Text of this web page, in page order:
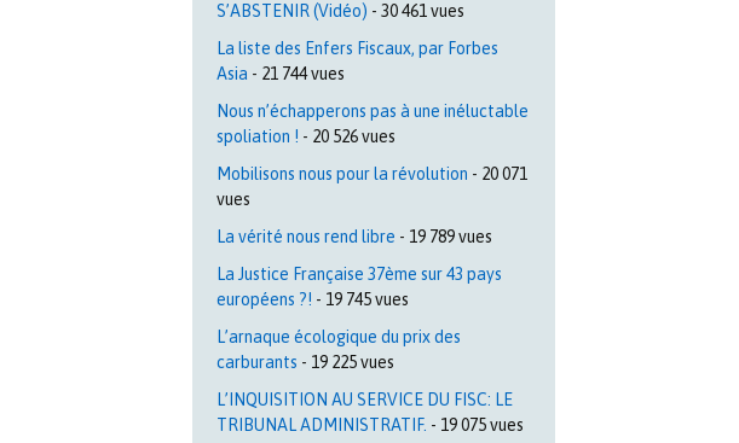
S’ABSTENIR (Vidéo) - 30 461 vues
La liste des Enfers Fiscaux, par Forbes
Asia - 21 744 vues
Nous n’échapperons pas à une inéluctable
spoliation ! - 20 526 vues
Mobilisons nous pour la révolution - 20 071
vues
La vérité nous rend libre - 19 789 vues
La Justice Française 37ème sur 43 pays
européens ?! - 19 745 vues
L’arnaque écologique du prix des
carburants - 19 225 vues
L’INQUISITION AU SERVICE DU FISC: LE
TRIBUNAL ADMINISTRATIF. - 19 075 vues